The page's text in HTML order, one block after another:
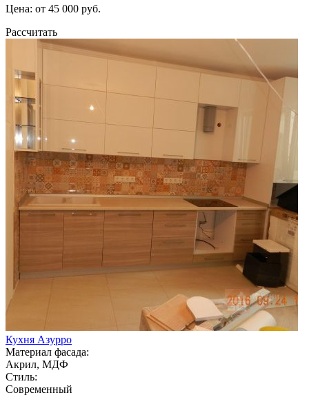
Цена: от 45 000 руб.
Рассчитать
Кухня Азурро
Материал фасада:
Акрил, МДФ
Стиль:
Современный